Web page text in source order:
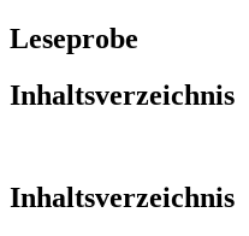
Leseprobe
Inhaltsverzeichnis
Inhaltsverzeichnis